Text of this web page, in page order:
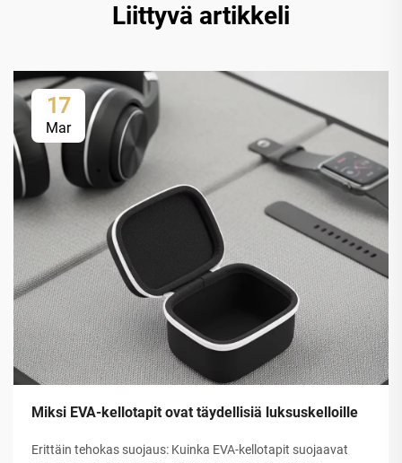
Liittyvä artikkeli
17
Mar
Miksi EVA-kellotapit ovat täydellisiä luksuskelloille
Erittäin tehokas suojaus: Kuinka EVA-kellotapit suojaavat